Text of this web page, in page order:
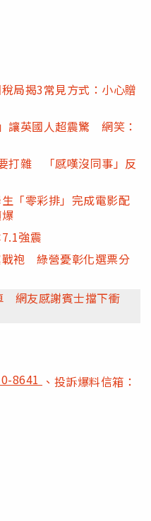
局揭3常見方式：小心贈
讓英國人超震驚 網笑：
打雜 「感嘆沒同事」反
「零彩排」完成電影配
強震
戰袍 綠營憂彰化選票分
網友感謝賓士擋下衝
8641 、投訴爆料信箱：